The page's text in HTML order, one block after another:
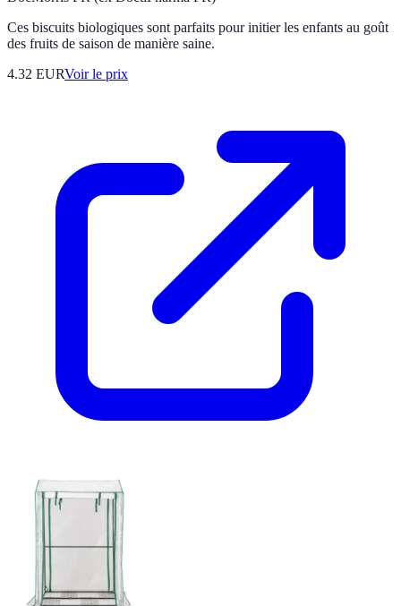
Ces biscuits biologiques sont parfaits pour initier les enfants au goût
des fruits de saison de manière saine.
4.32 EURVoir le prix